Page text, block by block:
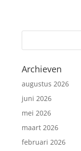
Archieven
augustus 2026
juni 2026
mei 2026
maart 2026
februari 2026